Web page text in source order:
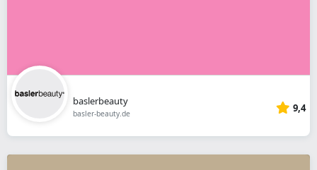
baslerbeauty
basler-beauty.de 9,4